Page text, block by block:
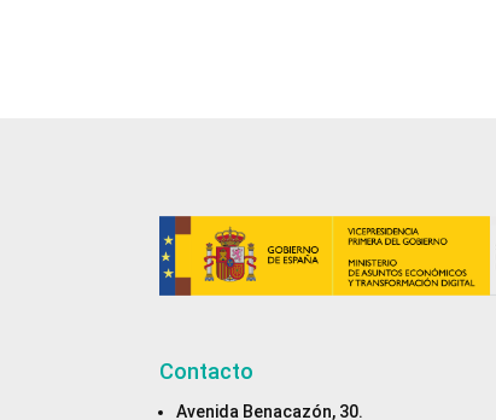
Contacto
Avenida Benacazón, 30.